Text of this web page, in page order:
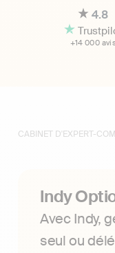
4.8
+14 000 avis
CABINET D'EXPERT-
Indy
Avec Indy,
seul ou